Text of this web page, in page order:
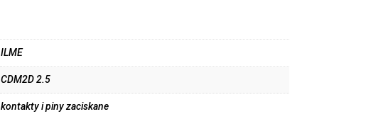
ILME
CDM2D 2.5
kontakty i piny zaciskane